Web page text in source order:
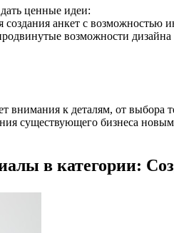
ценные идеи:
создания анкет с возможностью
возможности дизайна
внимания к деталям, от выбора
существующего бизнеса
в категории: